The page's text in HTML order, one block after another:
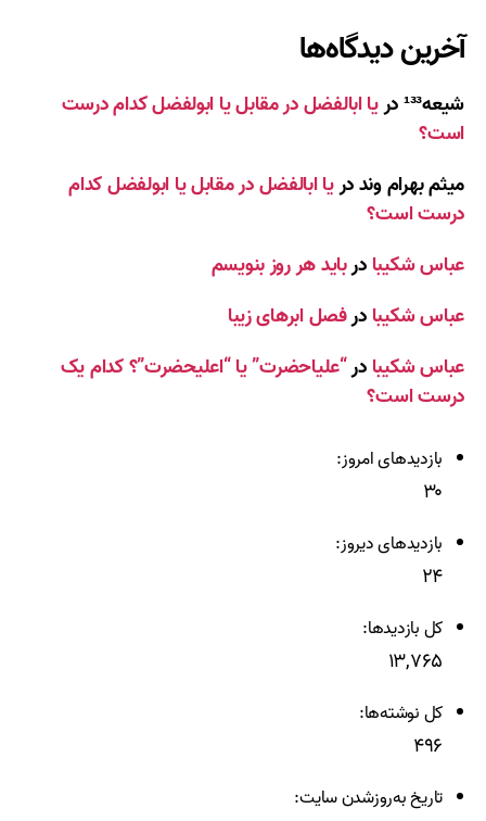
آخرین دیدگاه‌ها
شیعه¹³³ دریا ابالفضل در مقابل یا ابولفضل کدام درست
است؟
میثم بهرام ونددریا ابالفضل در مقابل یا ابولفضل کدام
درست است؟
عباس شکیبا درباید هر روز بنویسم
عباس شکیبا درفصل ابرهای زیبا
عباس شکیبا در“علیاحضرت” یا “اعلیحضرت”؟ کدام یک
درست است؟
بازدیدهای امروز:
۳۰
بازدیدهای دیروز:
۲۴
کل بازدیدها:
۱۳,۷۶۵
کل نوشته‌ها:
۴۹۶
تاریخ به‌روزشدن سایت: